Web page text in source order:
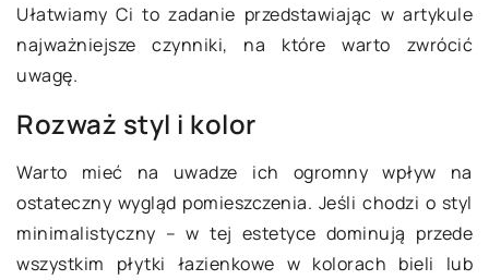
Ułatwiamy Ci to zadanie przedstawiając w artykule
najważniejsze czynniki, na które warto zwrócić
uwagę.
Rozważ styl i kolor
Warto mieć na uwadze ich ogromny wpływ na
ostateczny wygląd pomieszczenia. Jeśli chodzi o styl
minimalistyczny – w tej estetyce dominują przede
wszystkim płytki łazienkowe w kolorach bieli lub